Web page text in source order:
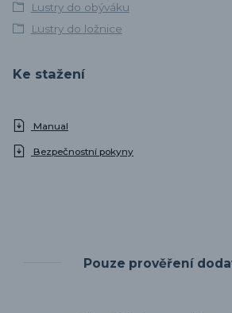
Lustry do obýváku
Lustry do ložnice
Ke stažení
Manual
Bezpečnostní pokyny
Pouze prověření